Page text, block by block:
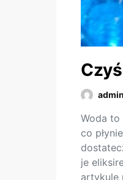
admin
Woda to
co
je
artykule